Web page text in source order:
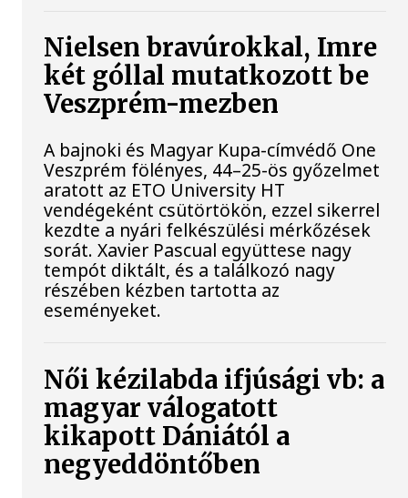
Nielsen bravúrokkal, Imre
két góllal mutatkozott be
Veszprém-mezben
A bajnoki és Magyar Kupa-címvédő One
Veszprém fölényes, 44–25-ös győzelmet
aratott az ETO University HT
vendégeként csütörtökön, ezzel sikerrel
kezdte a nyári felkészülési mérkőzések
sorát. Xavier Pascual együttese nagy
tempót diktált, és a találkozó nagy
részében kézben tartotta az
eseményeket.
Női kézilabda ifjúsági vb: a
magyar válogatott
kikapott Dániától a
negyeddöntőben